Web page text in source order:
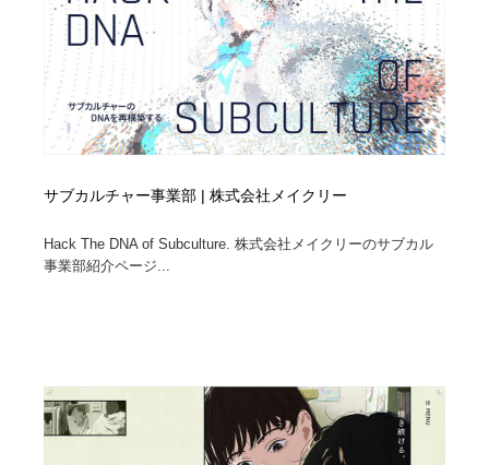
サブカルチャー事業部 | 株式会社メイクリー
Hack The DNA of Subculture. 株式会社メイクリーのサブカル
事業部紹介ページ...